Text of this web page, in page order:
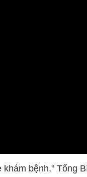
bệnh,” Tổng